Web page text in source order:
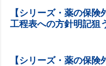
【シリーズ・薬の保
工程表への方針明記狙
【シリーズ・薬の保